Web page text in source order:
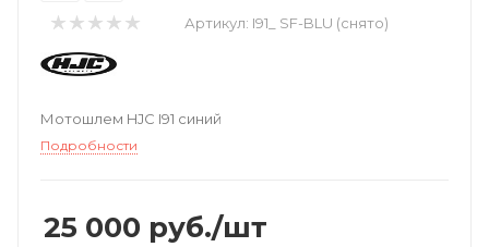
Артикул: I91_ SF-BLU (снято)
Мотошлем HJC I91 синий
Подробности
25 000 руб./шт